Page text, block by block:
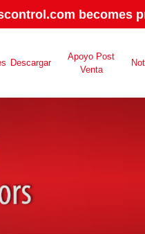
becomes
Descargar
Apoyo Post
Venta